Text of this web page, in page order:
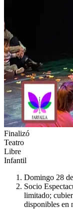
Finalizó
Teatro
Libre
Infantil
Domingo 28
Socio
limitado;
disponibles en